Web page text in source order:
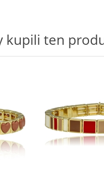
kupili ten